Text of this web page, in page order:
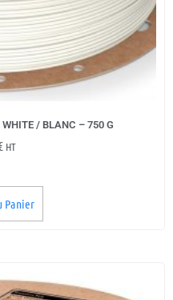
/ BLANC – 750 G
HT
Panier